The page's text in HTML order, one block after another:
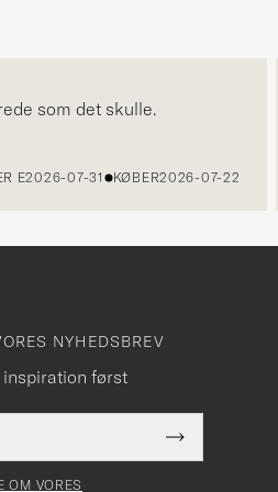
som det skulle.
07-31 KØBER2026-07-22
NYHEDSBREV
inspiration først
Submit
Newsletter
OM VORES